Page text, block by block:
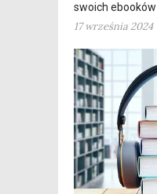
swoich
17 września 2024